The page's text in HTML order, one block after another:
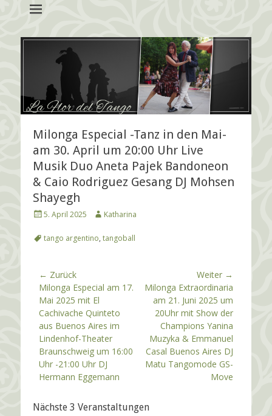
Milonga Especial -Tanz in den Mai-
am 30. April um 20:00 Uhr Live
Musik Duo Aneta Pajek Bandoneon
& Caio Rodriguez Gesang DJ Mohsen
Shayegh
P
s
5. April 2025
A
t
Katharina
S
tango argentino, tangoball
Beitragsnavigation
← Zurück
Vorheriger
Beitrag:
Milonga Especial am 17.
Mai 2025 mit El
Cachivache Quinteto
aus Buenos Aires im
Lindenhof-Theater
Braunschweig um 16:00
Uhr -21:00 Uhr DJ
Hermann Eggemann
Weiter →
Nächster
Beitrag:
Milonga Extraordinaria
am 21. Juni 2025 um
20Uhr mit Show der
Champions Yanina
Muzyka & Emmanuel
Casal Buenos Aires DJ
Matu Tangomode GS-
Move
Nächste 3 Veranstaltungen